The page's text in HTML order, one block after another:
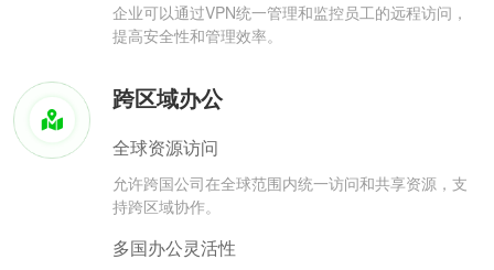
企业可以通过VPN统一管理和监控员工的远程访问，
提高安全性和管理效率。
跨区域办公
全球资源访问
允许跨国公司在全球范围内统一访问和共享资源，支
持跨区域协作。
多国办公灵活性